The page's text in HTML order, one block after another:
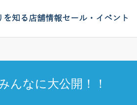
を知る店舗情報セール・イベント
んなに大公開！！